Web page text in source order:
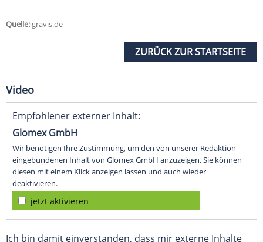
Quelle: gravis.de
ZURÜCK ZUR STARTSEITE
Video
Empfohlener externer Inhalt:
Glomex GmbH
Wir benötigen Ihre Zustimmung, um den von unserer Redaktion
eingebundenen Inhalt von Glomex GmbH anzuzeigen. Sie können
diesen mit einem Klick anzeigen lassen und auch wieder
deaktivieren.
jetzt aktivieren
Ich bin damit einverstanden, dass mir externe Inhalte